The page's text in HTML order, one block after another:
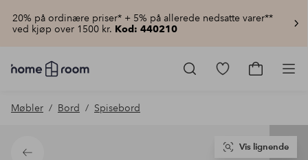
20% på ordinære priser* + 5% på allerede nedsatte varer**
ved kjøp over 1500 kr. Kod: 440210
Homeroom
–
hjemmet
pris
Gå
Gå
Møbler Bord Spisebord
Tilbake
Vis lignende